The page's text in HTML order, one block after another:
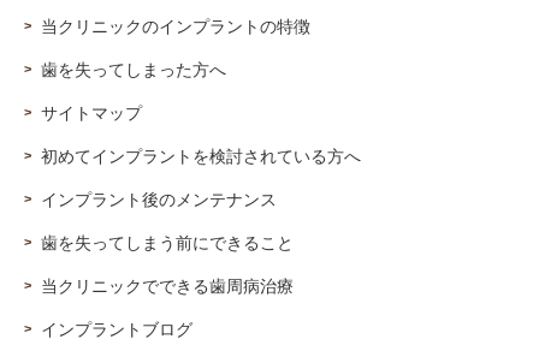
当クリニックのインプラントの特徴
歯を失ってしまった方へ
サイトマップ
初めてインプラントを検討されている方へ
インプラント後のメンテナンス
歯を失ってしまう前にできること
当クリニックでできる歯周病治療
インプラントブログ